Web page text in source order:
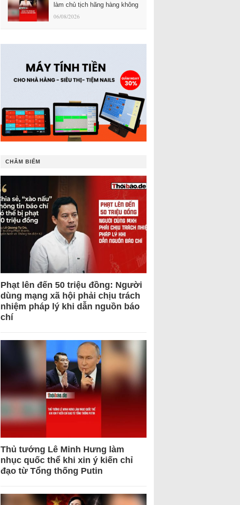
làm chủ tịch hãng hàng không
06/08/2026
CHÂM BIẾM
Phạt lên đến 50 triệu đồng: Người
dùng mạng xã hội phải chịu trách
nhiệm pháp lý khi dẫn nguồn báo
chí
Thủ tướng Lê Minh Hưng làm
nhục quốc thể khi xin ý kiến chỉ
đạo từ Tổng thống Putin